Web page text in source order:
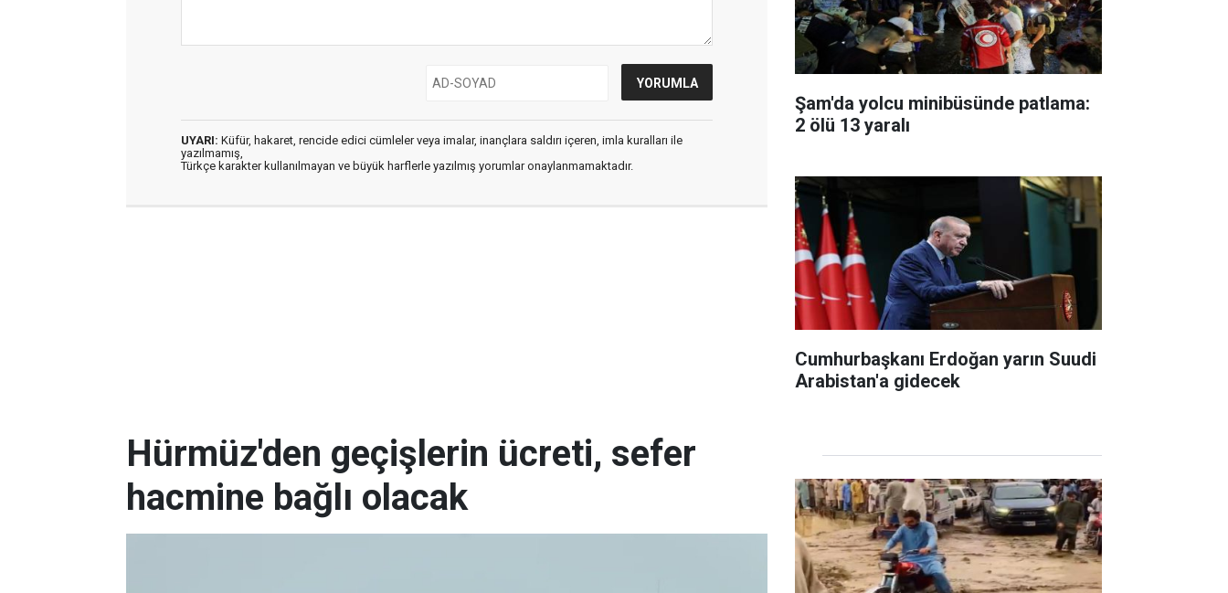
UYARI: Küfür, hakaret, rencide edici cümleler veya imalar, inançlara saldırı içeren, imla kuralları ile
yazılmamış,
Türkçe karakter kullanılmayan ve büyük harflerle yazılmış yorumlar onaylanmamaktadır.
Şam'da yolcu minibüsünde patlama:
2 ölü 13 yaralı
Cumhurbaşkanı Erdoğan yarın Suudi
Arabistan'a gidecek
Hürmüz'den geçişlerin ücreti, sefer
hacmine bağlı olacak